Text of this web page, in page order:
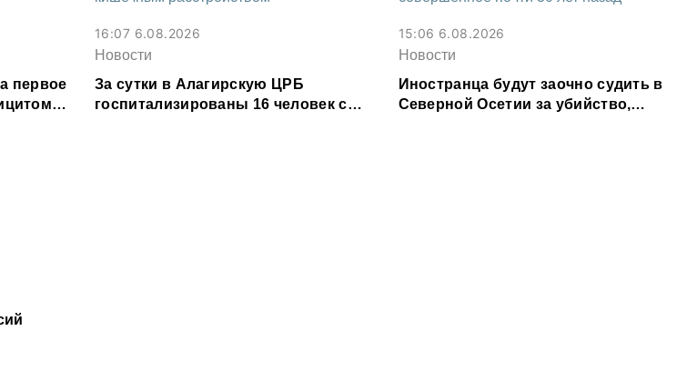
первое
16:07 6.08.2026
Новости
За сутки в Алагирскую ЦРБ
госпитализированы 16 человек с
15:06 6.08.2026
Новости
Иностранца будут заочно судить в
Северной Осетии за убийство,